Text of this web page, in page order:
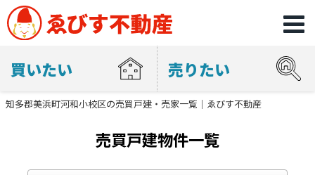
買いたい 売りたい
知多郡美浜町河和小校区の売買戸建・売家一覧｜ゑびす不動産
売買戸建物件一覧